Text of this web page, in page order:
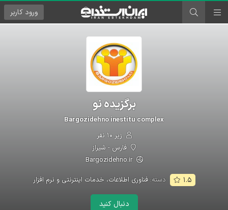
ورود کاربر
برگزیده نو
Bargozidehno inestitu complex
زیر ۱۰ نفر
فارس - شیراز
Bargozidehno.ir
۱.۵ دسته:فناوری اطلاعات، خدمات اینترنتی و نرم افزار
دنبال کنید